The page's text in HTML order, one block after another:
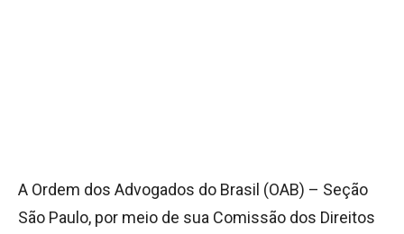
A Ordem dos Advogados do Brasil (OAB) – Seção
São Paulo, por meio de sua Comissão dos Direitos